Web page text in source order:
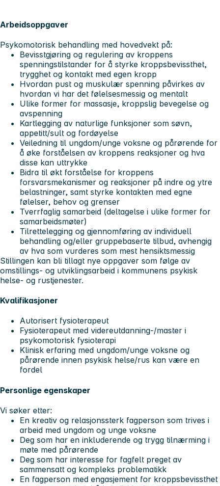
Arbeidsoppgaver
Psykomotorisk behandling med hovedvekt på:
Bevisstgjøring og regulering av kroppens
spenningstilstander for å styrke kroppsbevissthet,
trygghet og kontakt med egen kropp
Hvordan pust og muskulær spenning påvirkes av
hvordan vi har det følelsesmessig og mentalt
Ulike former for massasje, kroppslig bevegelse og
avspenning
Kartlegging av naturlige funksjoner som søvn,
appetitt/sult og fordøyelse
Veiledning til ungdom/unge voksne og pårørende for
å øke forståelsen av kroppens reaksjoner og hva
disse kan uttrykke
Bidra til økt forståelse for kroppens
forsvarsmekanismer og reaksjoner på indre og ytre
belastninger, samt styrke kontakten med egne
følelser, behov og grenser
Tverrfaglig samarbeid (deltagelse i ulike former for
samarbeidsmøter)
Tilrettelegging og gjennomføring av individuell
behandling og/eller gruppebaserte tilbud, avhengig
av hva som vurderes som mest hensiktsmessig
Stillingen kan bli tillagt nye oppgaver som følge av
omstillings- og utviklingsarbeid i kommunens psykisk
helse- og rustjenester.
Kvalifikasjoner
Autorisert fysioterapeut
Fysioterapeut med videreutdanning-/master i
psykomotorisk fysioterapi
Klinisk erfaring med ungdom/unge voksne og
pårørende innen psykisk helse/rus kan være en
fordel
Personlige egenskaper
Vi søker etter:
En kreativ og relasjonssterk fagperson som trives i
arbeid med ungdom og unge voksne
Deg som har en inkluderende og trygg tilnærming i
møte med pårørende
Deg som har interesse for fagfelt preget av
sammensatt og kompleks problematikk
En fagperson med engasjement for kroppsbevissthet